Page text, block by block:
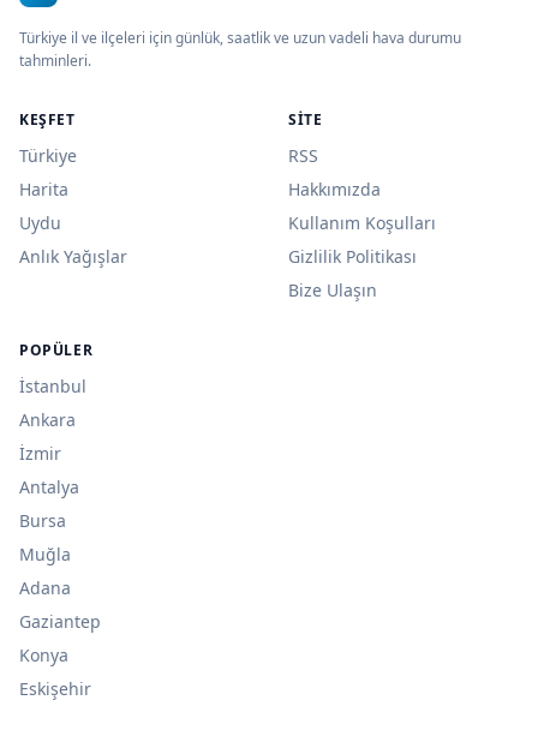
Türkiye il ve ilçeleri için günlük, saatlik ve uzun vadeli hava durumu
tahminleri.
KEŞFET
Türkiye
Harita
Uydu
Anlık Yağışlar
SITE
RSS
Hakkımızda
Kullanım Koşulları
Gizlilik Politikası
Bize Ulaşın
POPÜLER
İstanbul
Ankara
İzmir
Antalya
Bursa
Muğla
Adana
Gaziantep
Konya
Eskişehir